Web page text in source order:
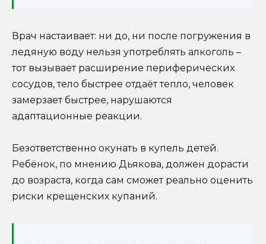
Врач настаивает: ни до, ни после погружения в
ледяную воду нельзя употреблять алкоголь –
тот вызывает расширение периферических
сосудов, тело быстрее отдаёт тепло, человек
замерзает быстрее, нарушаются
адаптационные реакции.
Безответственно окунать в купель детей.
Ребёнок, по мнению Дьякова, должен дорасти
до возраста, когда сам сможет реально оценить
риски крещенских купаний.